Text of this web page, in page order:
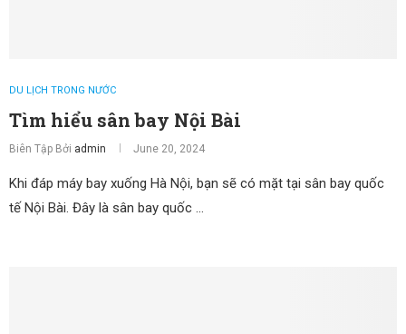
DU LỊCH TRONG NƯỚC
Tìm hiểu sân bay Nội Bài
Biên Tập Bởi admin June 20, 2024
Khi đáp máy bay xuống Hà Nội, bạn sẽ có mặt tại sân bay quốc
tế Nội Bài. Đây là sân bay quốc …